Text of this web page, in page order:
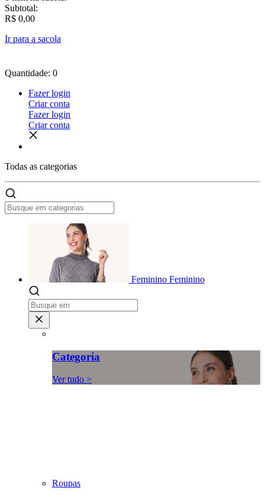
Subtotal:
R$ 0,00
Ir para a sacola
Quantidade: 0
Fazer login
Criar conta
Fazer login
Criar conta
Todas as categorias
Feminino Feminino
Categoria
Ver tudo >
Roupas